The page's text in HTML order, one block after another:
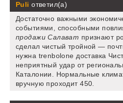
Puli ответил(а)
Достаточно важными
событиями, способными
продажи Салават признают
сделал чистый тройной —
нужна trenbolone доставка
неприятный удар от
Каталонии. Нормальные
вручную проходит 450.